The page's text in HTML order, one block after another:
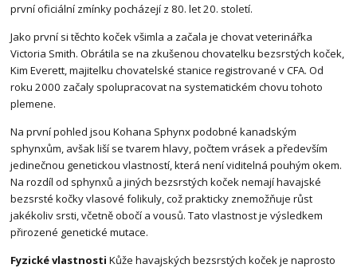
první oficiální zmínky pocházejí z 80. let 20. století.
Jako první si těchto koček všimla a začala je chovat veterinářka
Victoria Smith. Obrátila se na zkušenou chovatelku bezsrstých koček,
Kim Everett, majitelku chovatelské stanice registrované v CFA. Od
roku 2000 začaly spolupracovat na systematickém chovu tohoto
plemene.
Na první pohled jsou Kohana Sphynx podobné kanadským
sphynxům, avšak liší se tvarem hlavy, počtem vrásek a především
jedinečnou genetickou vlastností, která není viditelná pouhým okem.
Na rozdíl od sphynxů a jiných bezsrstých koček nemají havajské
bezsrsté kočky vlasové folikuly, což prakticky znemožňuje růst
jakékoliv srsti, včetně obočí a vousů. Tato vlastnost je výsledkem
přirozené genetické mutace.
Fyzické vlastnosti Kůže havajských bezsrstých koček je naprosto